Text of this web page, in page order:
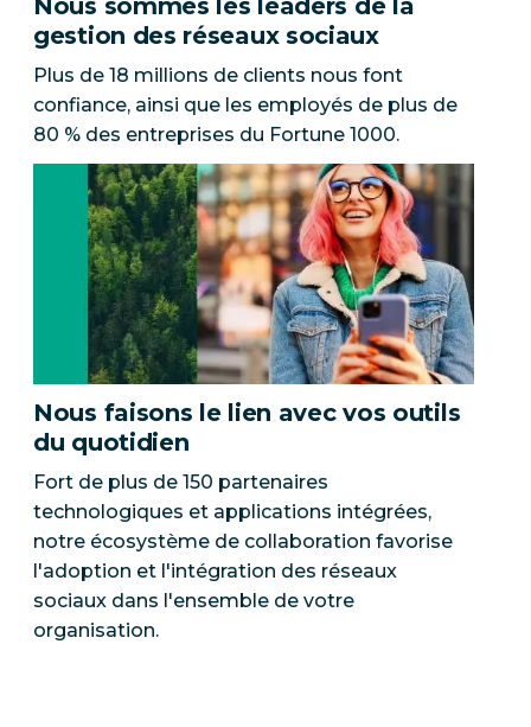
Nous sommes les leaders de la
gestion des réseaux sociaux
Plus de 18 millions de clients nous font
confiance, ainsi que les employés de plus de
80 % des entreprises du Fortune 1000.
Nous faisons le lien avec vos outils
du quotidien
Fort de plus de 150 partenaires
technologiques et applications intégrées,
notre écosystème de collaboration favorise
l'adoption et l'intégration des réseaux
sociaux dans l'ensemble de votre
organisation.